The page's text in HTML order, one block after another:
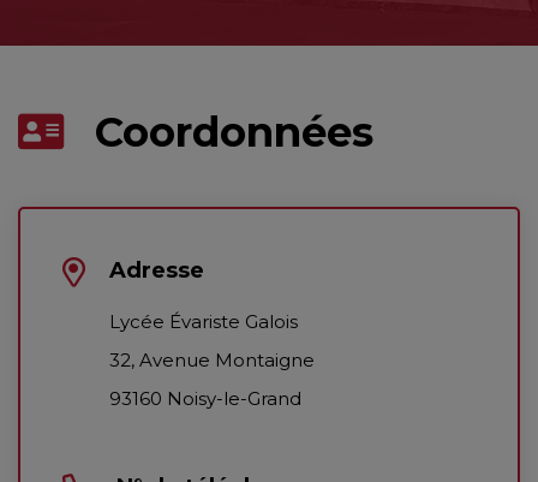
Coordonnées
Adresse
Lycée Évariste Galois
32, Avenue Montaigne
93160 Noisy-le-Grand